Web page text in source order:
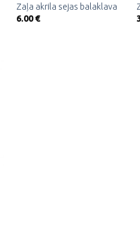
Zaļa akrila sejas balaklava
6.00€